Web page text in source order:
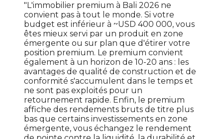
"L'immobilier premium à Bali 2026 ne
convient pas à tout le monde. Si votre
budget est inférieur à ~USD 400 000, vous
êtes mieux servi par un produit en zone
émergente ou sur plan que d'étirer votre
position premium. Le premium convient
également à un horizon de 10-20 ans : les
avantages de qualité de construction et de
conformité s'accumulent dans le temps et
ne sont pas exploités pour un
retournement rapide. Enfin, le premium
affiche des rendements bruts de titre plus
bas que certains investissements en zone
émergente, vous échangez le rendement